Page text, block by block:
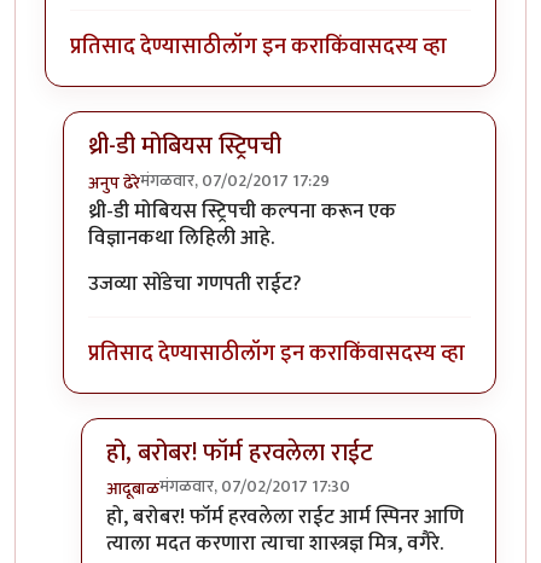
प्रतिसाद देण्यासाठीलॉग इन कराकिंवासदस्य व्हा
थ्री-डी मोबियस स्ट्रिपची
अनुप ढेरेमंगळवार, 07/02/2017 17:29
In reply toआता यावरुन जर एखादी मुंगीby
थ्री-डी मोबियस स्ट्रिपची कल्पना करून एक
विज्ञानकथा लिहिली आहे.
उजव्या सोंडेचा गणपती राईट?
प्रतिसाद देण्यासाठीलॉग इन कराकिंवासदस्य व्हा
हो, बरोबर! फॉर्म हरवलेला राईट
आदूबाळमंगळवार, 07/02/2017 17:30
In reply toथ्री-डी मोबियस स्ट्रिपचीbyअनुप ढेरे
हो, बरोबर! फॉर्म हरवलेला राईट आर्म स्पिनर आणि
त्याला मदत करणारा त्याचा शास्त्रज्ञ मित्र, वगैरे.